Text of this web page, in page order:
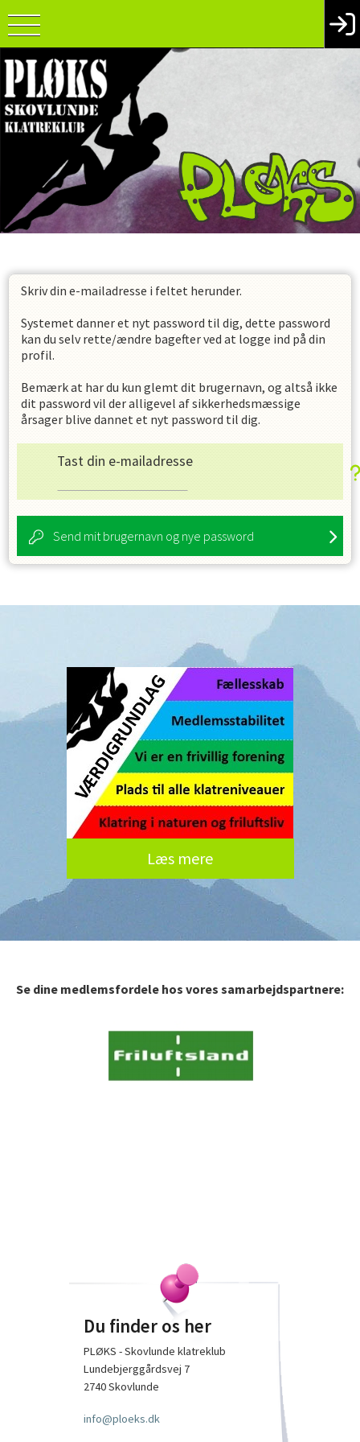
Skriv din e-mailadresse i feltet herunder.
Systemet danner et nyt password til dig, dette password
kan du selv rette/ændre bagefter ved at logge ind på din
profil.
Bemærk at har du kun glemt dit brugernavn, og altså ikke
dit password vil der alligevel af sikkerhedsmæssige
årsager blive dannet et nyt password til dig.
Tast din e-mailadresse
Send mit brugernavn og nye password
Læs mere
Se dine medlemsfordele hos vores samarbejdspartnere: